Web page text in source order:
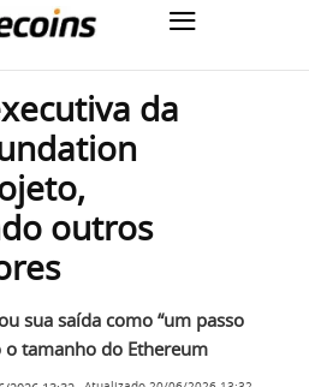
da
outros
sua saída como “um passo
o tamanho do Ethereum